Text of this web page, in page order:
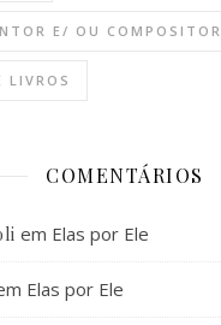
E/ OU COMPOSITOR
LIVROS
COMENTÁRIOS
em Elas por Ele
Elas por Ele